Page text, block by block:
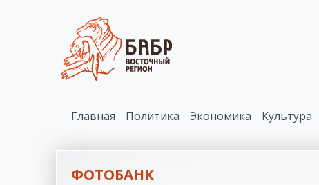
Главная Политика Экономика Культура
ФОТОБАНК